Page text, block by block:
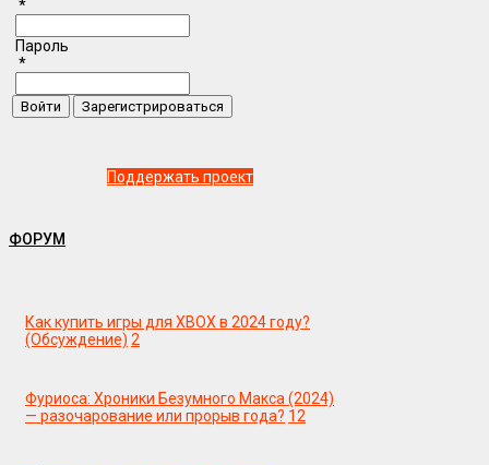
*
Пароль
*
Поддержать проект
ФОРУМ
Как купить игры для XBOX в 2024 году?
(Обсуждение) 2
Фуриоса: Хроники Безумного Макса (2024)
— разочарование или прорыв года? 12